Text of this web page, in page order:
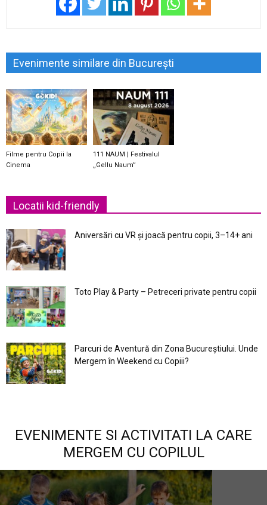
Evenimente similare din București
Filme pentru Copii la
Cinema
111 NAUM | Festivalul
„Gellu Naum”
Locatii kid-friendly
Aniversări cu VR și joacă pentru copii, 3–14+ ani
Toto Play & Party – Petreceri private pentru copii
Parcuri de Aventură din Zona Bucureştiului. Unde
Mergem în Weekend cu Copiii?
EVENIMENTE SI ACTIVITATI LA CARE
MERGEM CU COPILUL